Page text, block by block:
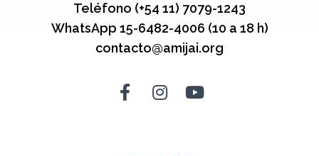
Teléfono (+54 11) 7079-1243
WhatsApp 15-6482-4006 (10 a 18 h)
contacto@amijai.org